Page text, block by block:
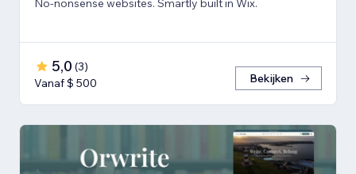
No-nonsense websites. Smartly built in Wix.
5,0 (3)
Vanaf $ 500
Bekijken